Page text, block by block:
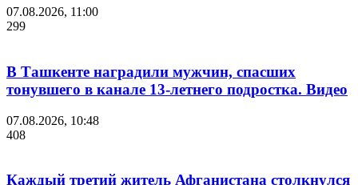
07.08.2026, 11:00
299
В Ташкенте наградили мужчин, спасших
тонувшего в канале 13-летнего подростка. Видео
07.08.2026, 10:48
408
Каждый третий житель Афганистана столкнулся